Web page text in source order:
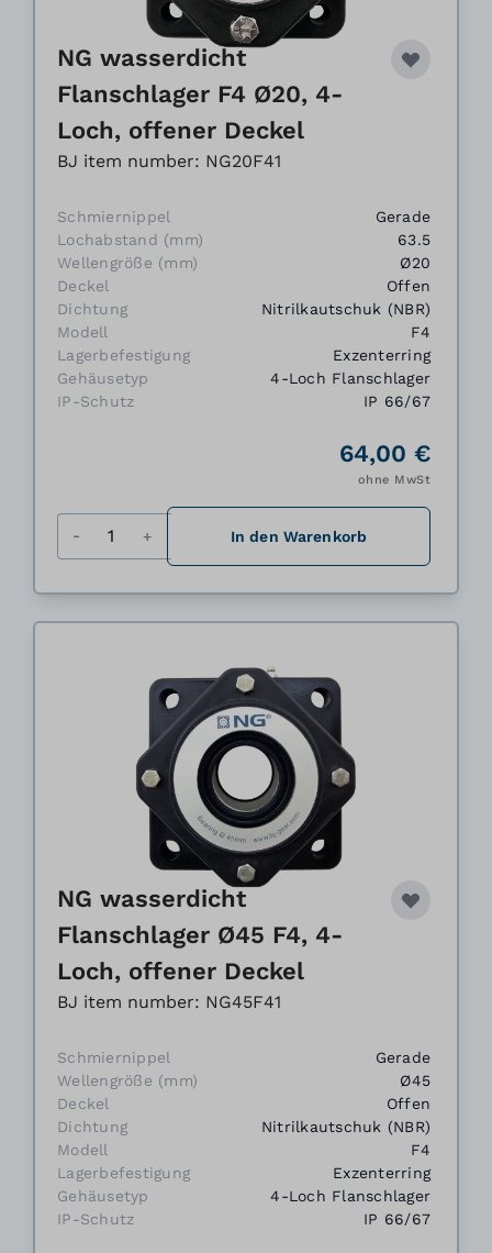
NG wasserdicht
Flanschlager F4 Ø20, 4-
Loch, offener Deckel
BJ item number: NG20F41
Schmiernippel
Gerade
Lochabstand (mm)
63.5
Wellengröße (mm)
Ø20
Deckel
Offen
Dichtung
Nitrilkautschuk (NBR)
Modell
F4
Lagerbefestigung
Exzenterring
Gehäusetyp
4-Loch Flanschlager
IP-Schutz
IP 66/67
64,00 €
ohne MwSt
In den Warenkorb
NG wasserdicht
Flanschlager Ø45 F4, 4-
Loch, offener Deckel
BJ item number: NG45F41
Schmiernippel
Gerade
Wellengröße (mm)
Ø45
Deckel
Offen
Dichtung
Nitrilkautschuk (NBR)
Modell
F4
Lagerbefestigung
Exzenterring
Gehäusetyp
4-Loch Flanschlager
IP-Schutz
IP 66/67